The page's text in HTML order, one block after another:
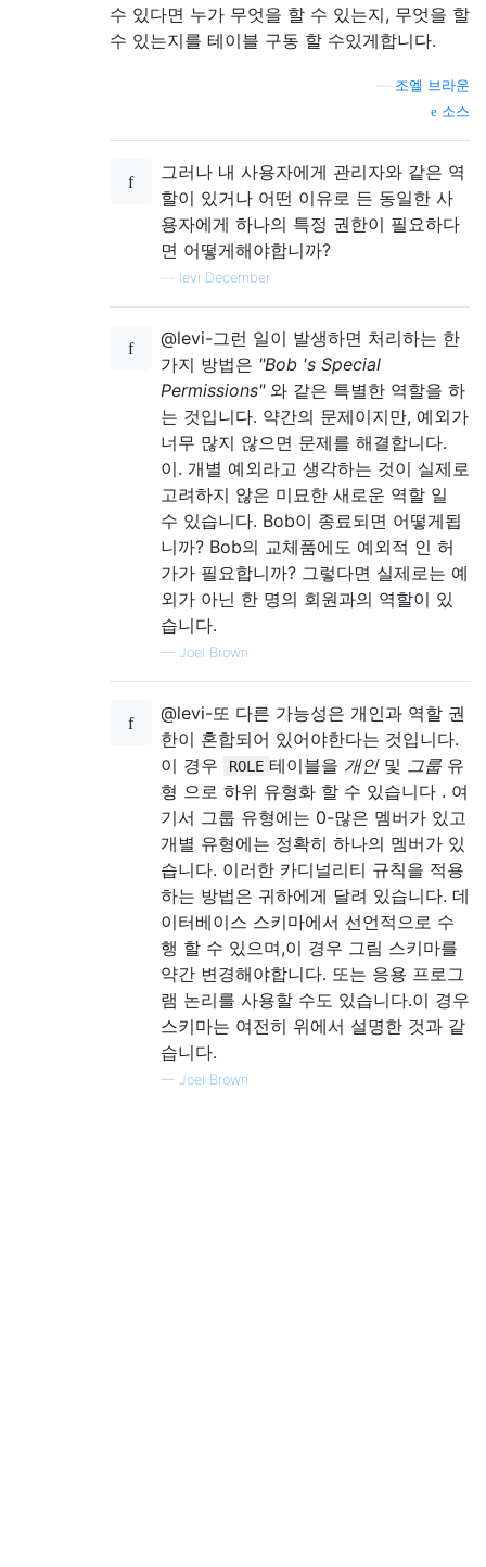
수 있다면 누가 무엇을 할 수 있는지, 무엇을 할
수 있는지를 테이블 구동 할 수있게합니다.
조엘 브라운
소스
그러나 내 사용자에게 관리자와 같은 역
할이 있거나 어떤 이유로 든 동일한 사
용자에게 하나의 특정 권한이 필요하다
면 어떻게해야합니까?
levi December
@levi-그런 일이 발생하면 처리하는 한
가지 방법은 "Bob 's Special
Permissions"와 같은 특별한 역할을 하
는 것입니다. 약간의 문제이지만, 예외가
너무 많지 않으면 문제를 해결합니다.
이. 개별 예외라고 생각하는 것이 실제로
고려하지 않은 미묘한 새로운 역할 일
수 있습니다. Bob이 종료되면 어떻게됩
니까? Bob의 교체품에도 예외적 인 허
가가 필요합니까? 그렇다면 실제로는 예
외가 아닌 한 명의 회원과의 역할이 있
습니다.
— Joel Brown
@levi-또 다른 가능성은 개인과 역할 권
한이 혼합되어 있어야한다는 것입니다.
이 경우
ROLE 테이블을 개인및 그룹 유
형 으로 하위 유형화 할 수 있습니다 . 여
기서 그룹 유형에는 0-많은 멤버가 있고
개별 유형에는 정확히 하나의 멤버가 있
습니다. 이러한 카디널리티 규칙을 적용
하는 방법은 귀하에게 달려 있습니다. 데
이터베이스 스키마에서 선언적으로 수
행 할 수 있으며,이 경우 그림 스키마를
약간 변경해야합니다. 또는 응용 프로그
램 논리를 사용할 수도 있습니다.이 경우
스키마는 여전히 위에서 설명한 것과 같
습니다.
— Joel Brown